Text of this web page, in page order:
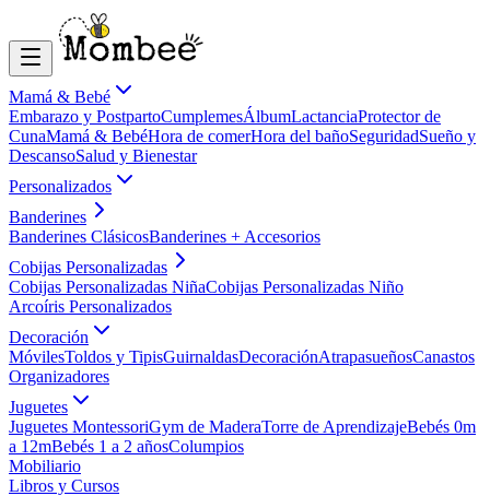
Mamá & Bebé
Embarazo y PostpartoCumplemesÁlbumLactanciaProtector de
CunaMamá & BebéHora de comerHora del bañoSeguridadSueño y
DescansoSalud y Bienestar
Personalizados
Banderines
Banderines ClásicosBanderines + Accesorios
Cobijas Personalizadas
Cobijas Personalizadas NiñaCobijas Personalizadas Niño
Arcoíris Personalizados
Decoración
MóvilesToldos y TipisGuirnaldasDecoraciónAtrapasueñosCanastos
Organizadores
Juguetes
Juguetes MontessoriGym de MaderaTorre de AprendizajeBebés 0m
a 12mBebés 1 a 2 añosColumpios
Mobiliario
Libros y Cursos